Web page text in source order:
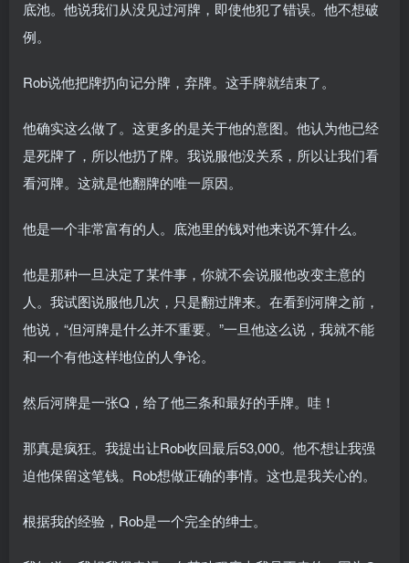
底池。他说我们从没见过河牌，即使他犯了错误。他不想破
例。
Rob说他把牌扔向记分牌，弃牌。这手牌就结束了。
他确实这么做了。这更多的是关于他的意图。他认为他已经
是死牌了，所以他扔了牌。我说服他没关系，所以让我们看
看河牌。这就是他翻牌的唯一原因。
他是一个非常富有的人。底池里的钱对他来说不算什么。
他是那种一旦决定了某件事，你就不会说服他改变主意的
人。我试图说服他几次，只是翻过牌来。在看到河牌之前，
他说，“但河牌是什么并不重要。”一旦他这么说，我就不能
和一个有他这样地位的人争论。
然后河牌是一张Q，给了他三条和最好的手牌。哇！
那真是疯狂。我提出让Rob收回最后53,000。他不想让我强
迫他保留这笔钱。Rob想做正确的事情。这也是我关心的。
根据我的经验，Rob是一个完全的绅士。